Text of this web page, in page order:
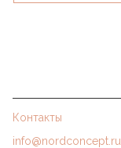
Контакты
info@nordconcept.ru